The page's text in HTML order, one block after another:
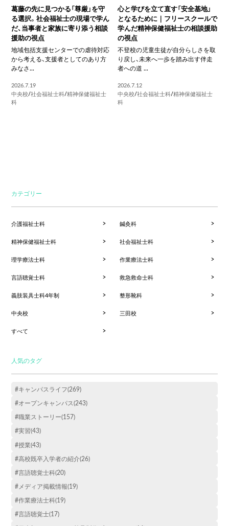
葛藤の先に見つかる「尊厳」を守
る選択。社会福祉士の現場で学ん
だ、当事者と家族に寄り添う相談
援助の視点
地域包括支援センターでの虐待対応
から考える、支援者としてのあり方
みなさ...
2026.7.19
中央校/社会福祉士科/精神保健福祉士
科
心と学びを立て直す「安全基地」
となるために｜フリースクールで
学んだ精神保健福祉士の相談援助
の視点
不登校の児童生徒が自分らしさを取
り戻し、未来へ一歩を踏み出す伴走
者への道 ...
2026.7.12
中央校/社会福祉士科/精神保健福祉士
科
カテゴリー
介護福祉士科 鍼灸科
精神保健福祉士科 社会福祉士科
理学療法士科 作業療法士科
言語聴覚士科 救急救命士科
義肢装具士科4年制 整形靴科
中央校 三田校
すべて
人気のタグ
#キャンパスライフ(269)
#オープンキャンパス(243)
#職業ストーリー(157)
#実習(43)
#授業(43)
#高校既卒入学者の紹介(26)
#言語聴覚士科(20)
#メディア掲載情報(19)
#作業療法士科(19)
#言語聴覚士(17)